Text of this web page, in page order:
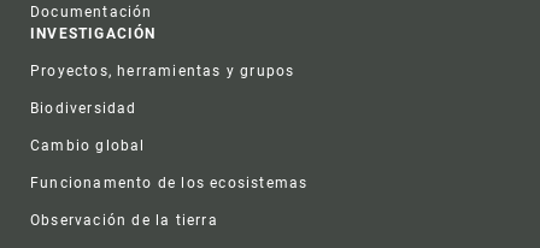
Documentación
INVESTIGACIÓN
Proyectos, herramientas y grupos
Biodiversidad
Cambio global
Funcionamento de los ecosistemas
Observación de la tierra